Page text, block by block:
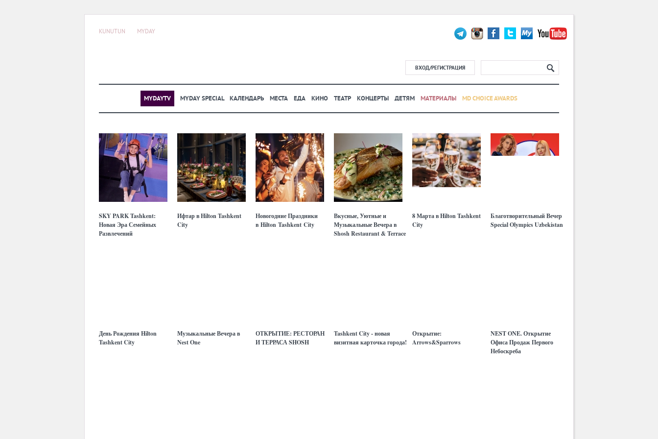
KUNUTUN MYDAY
ВХОД/РЕГИСТРАЦИЯ
MYDAYTV MYDAY SPECIAL КАЛЕНДАРЬ МЕСТА ЕДА КИНО ТЕАТР КОНЦЕРТЫ ДЕТЯМ МАТЕРИАЛЫ MD CHOICE AWARDS
SKY PARK Tashkent:
Новая Эра Семейных
Развлечений
Ифтар в Hilton Tashkent
City
Новогодние Праздники
в Hilton Tashkent City
Вкусные, Уютные и
Музыкальные Вечера в
Shosh Restaurant & Terrace
8 Марта в Hilton Tashkent
City
Благотворительный Вечер
Special Olympics Uzbekistan
День Рождения Hilton
Tashkent City
Музыкальные Вечера в
Nest One
ОТКРЫТИЕ: РЕСТОРАН
И ТЕРРАСА SHOSH
Tashkent City - новая
визитная карточка города!
Открытие:
Arrows&Sparrows
NEST ONE. Открытие
Офиса Продаж Первого
Небоскреба